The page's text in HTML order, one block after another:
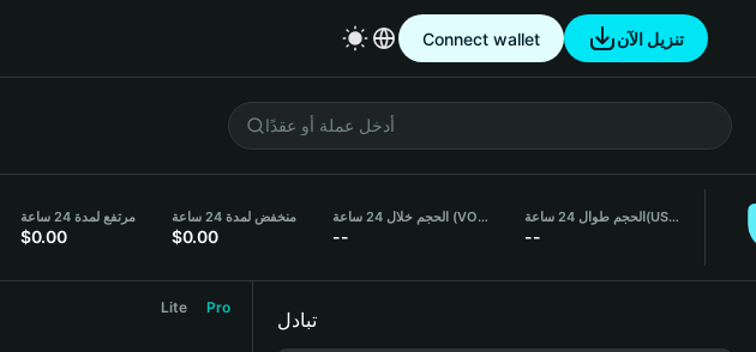
Connect wallet تنزيل الآن
مرتفع لمدة 24 ساعة
$0.00
منخفض لمدة 24 ساعة
$0.00
الحجم خلال 24 ساعة (VOLT)
--
الحجم طوال 24 ساعة(USDT)
--
Lite Pro
تبادل